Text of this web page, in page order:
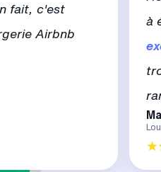
fait, c'est
Airbnb
à